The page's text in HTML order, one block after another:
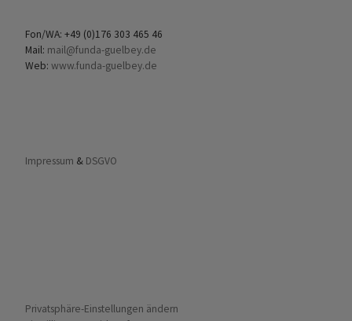
Fon/WA: +49 (0)176 303 465 46
Mail: mail@funda-guelbey.de
Web: www.funda-guelbey.de
Impressum & DSGVO
Privatsphäre-Einstellungen ändern